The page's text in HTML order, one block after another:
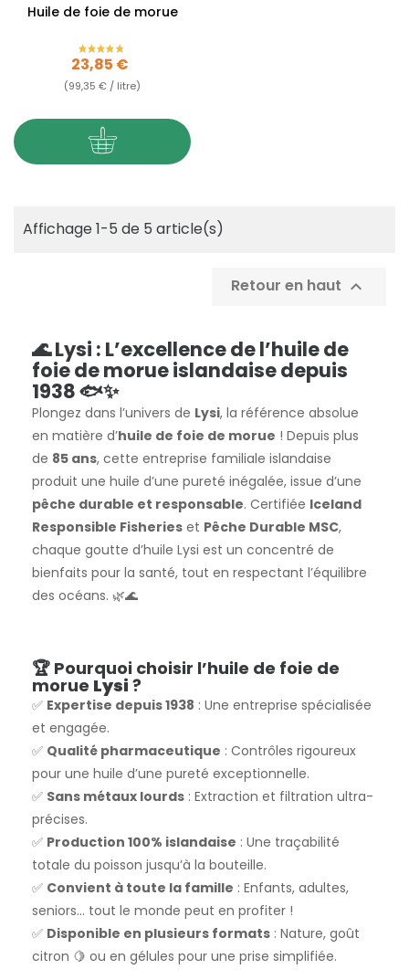
Huile de foie de morue
Prix
23,85 €
(99,35 € / litre)
Affichage 1-5 de 5 article(s)
Retour en haut 
🌊 Lysi : L’excellence de l’huile de
foie de morue islandaise depuis
1938 🐟✨
Plongez dans l’univers de Lysi, la référence absolue
en matière d’huile de foie de morue ! Depuis plus
de 85 ans, cette entreprise familiale islandaise
produit une huile d’une pureté inégalée, issue d’une
pêche durable et responsable. Certifiée Iceland
Responsible Fisheries et Pêche Durable MSC,
chaque goutte d’huile Lysi est un concentré de
bienfaits pour la santé, tout en respectant l’équilibre
des océans. 🌿🌊
🏆 Pourquoi choisir l’huile de foie de
morue Lysi ?
✅ Expertise depuis 1938 : Une entreprise spécialisée
et engagée.
✅ Qualité pharmaceutique : Contrôles rigoureux
pour une huile d’une pureté exceptionnelle.
✅ Sans métaux lourds : Extraction et filtration ultra-
précises.
✅ Production 100% islandaise : Une traçabilité
totale du poisson jusqu’à la bouteille.
✅ Convient à toute la famille : Enfants, adultes,
seniors… tout le monde peut en profiter !
✅ Disponible en plusieurs formats : Nature, goût
citron 🍋 ou en gélules pour une prise simplifiée.